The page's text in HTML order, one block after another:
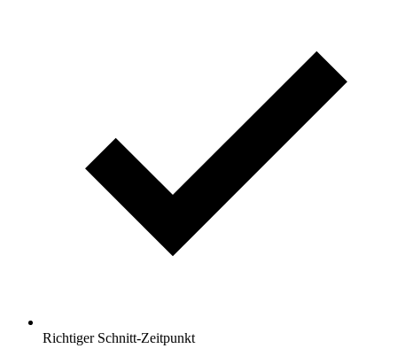
Richtiger Schnitt-Zeitpunkt